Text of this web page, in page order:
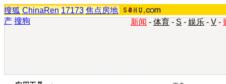
搜狐 ChinaRen 17173 焦点房地
产 搜狗 新闻 - 体育 - S - 娱乐 - V -